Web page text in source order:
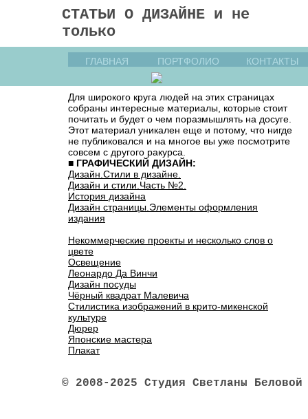
СТАТЬИ О ДИЗАЙНЕ и не
только
КОНТАКТЫ
ПОРТФОЛИО
ГЛАВНАЯ
Для широкого круга людей на этих страницах
собраны интересные материалы, которые стоит
почитать и будет о чем поразмышлять на досуге.
Этот материал уникален еще и потому, что нигде
не публиковался и на многое вы уже посмотрите
совсем с другого ракурса.
■ ГРАФИЧЕСКИЙ ДИЗАЙН:
Дизайн.Стили в дизайне.
Дизайн и стили.Часть №2.
История дизайна
Дизайн страницы.Элементы оформления
издания
Некоммерческие проекты и несколько слов о
цвете
Освещение
Леонардо Да Винчи
Дизайн посуды
Чёрный квадрат Малевича
Стилистика изображений в крито-микенской
культуре
Дюрер
Японские мастера
Плакат
© 2008-2025 Студия Светланы Беловой